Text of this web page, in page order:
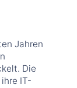
Jahren
Die
IT-